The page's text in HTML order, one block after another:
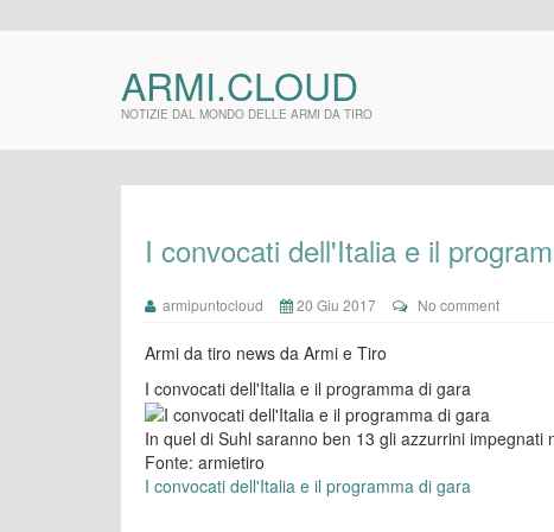
ARMI.CLOUD
NOTIZIE DAL MONDO DELLE ARMI DA TIRO
I convocati dell'Italia e il
armipuntocloud 20 Giu 2017 No comment
Armi da tiro news da Armi e Tiro
I convocati dell'Italia e il programma di gara
In quel di Suhl saranno ben 13 gli azzurrini impegnati
Fonte: armietiro
I convocati dell'Italia e il programma di gara